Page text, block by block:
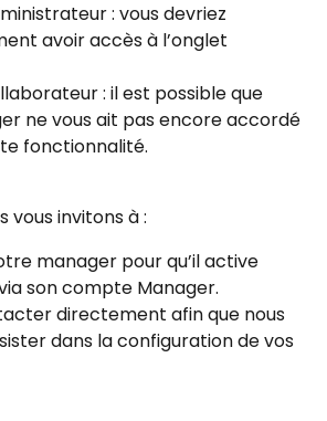
: vous devriez
avoir accès à l’onglet
: il est possible que
ne vous ait pas encore accordé
fonctionnalité.
vous invitons à :
manager pour qu’il active
son compte Manager.
directement afin que nous
dans la configuration de vos